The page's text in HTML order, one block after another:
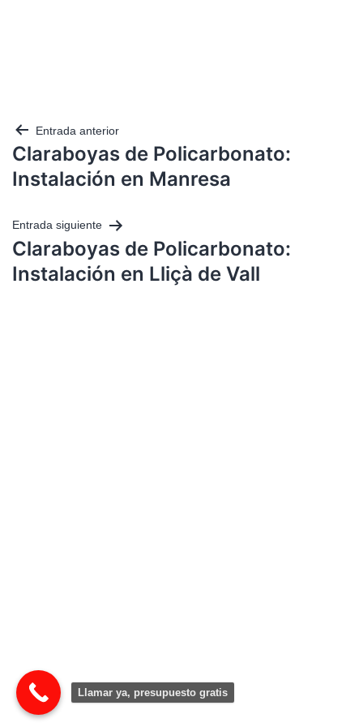
Entrada anterior
Claraboyas de Policarbonato:
Instalación en Manresa
Entrada siguiente
Claraboyas de Policarbonato:
Instalación en Lliçà de Vall
Llamar ya, presupuesto gratis